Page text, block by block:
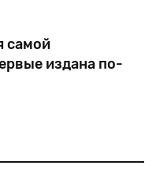
самой
издана по-
дел
страны,